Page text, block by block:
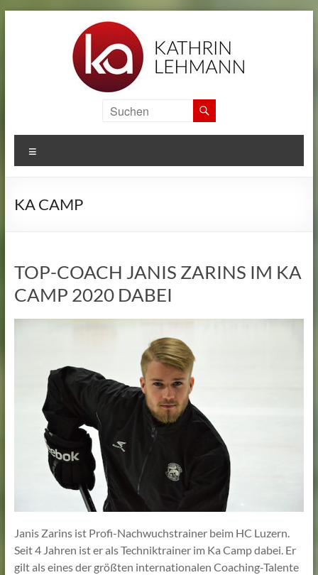
SPORTS
CAMPS
zu
Camps
von
KA CAMP
TOP-COACH JANIS ZARINS IM KA
CAMP 2020 DABEI
Janis Zarins ist Profi-Nachwuchstrainer beim HC Luzern.
Seit 4 Jahren ist er als Techniktrainer im Ka Camp dabei. Er
gilt als eines der größten internationalen Coaching-Talente